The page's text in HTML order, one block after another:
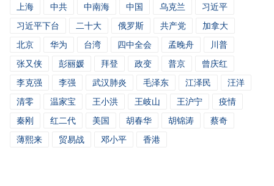
上海 中共 中南海 中国 乌克兰
习近平
习近平下台
二十大 俄罗斯 共产党
加拿大
北京
华为 台湾 四中全会 孟晚舟
川普
张又侠
彭丽媛 拜登 政变 普京
曾庆红
李克强
李强 武汉肺炎 毛泽东 江泽民
汪洋
清零
温家宝 王小洪 王岐山 王沪宁
疫情
秦刚
红二代 美国 胡春华 胡锦涛
蔡奇
薄熙来
贸易战 邓小平 香港